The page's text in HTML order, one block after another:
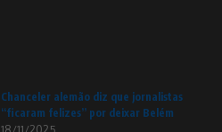
Chanceler alemão diz que jornalistas
“ficaram felizes” por deixar Belém